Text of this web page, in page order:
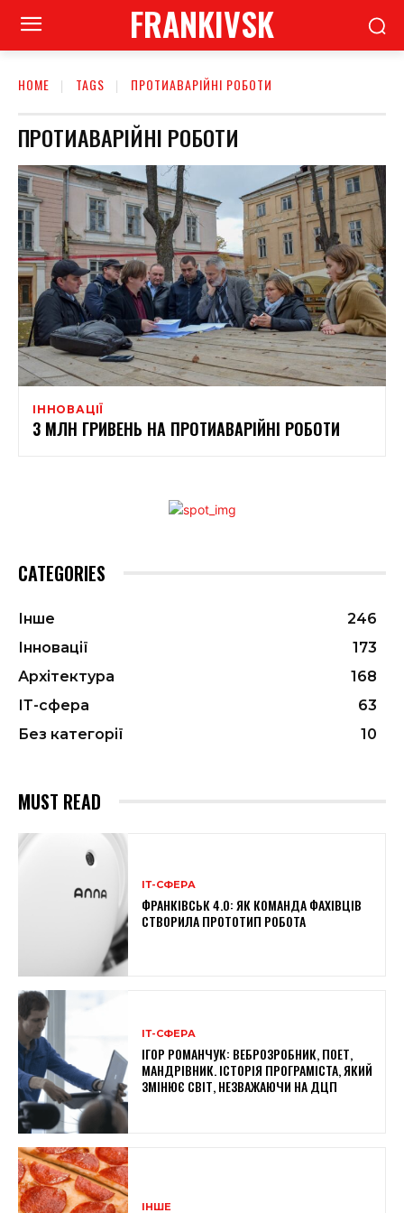
FRANKIVSK
HOME TAGS ПРОТИАВАРІЙНІ РОБОТИ
ПРОТИАВАРІЙНІ РОБОТИ
ІННОВАЦІЇ
3 МЛН ГРИВЕНЬ НА ПРОТИАВАРІЙНІ РОБОТИ
CATEGORIES
Інше
246
Інновації
173
Архітектура
168
ІТ-сфера
63
Без категорії
10
MUST READ
ІТ-СФЕРА
ФРАНКІВСЬК 4.0: ЯК КОМАНДА ФАХІВЦІВ
СТВОРИЛА ПРОТОТИП РОБОТА
ІТ-СФЕРА
ІГОР РОМАНЧУК: ВЕБРОЗРОБНИК, ПОЕТ,
МАНДРІВНИК. ІСТОРІЯ ПРОГРАМІСТА, ЯКИЙ
ЗМІНЮЄ СВІТ, НЕЗВАЖАЮЧИ НА ДЦП
ІНШЕ